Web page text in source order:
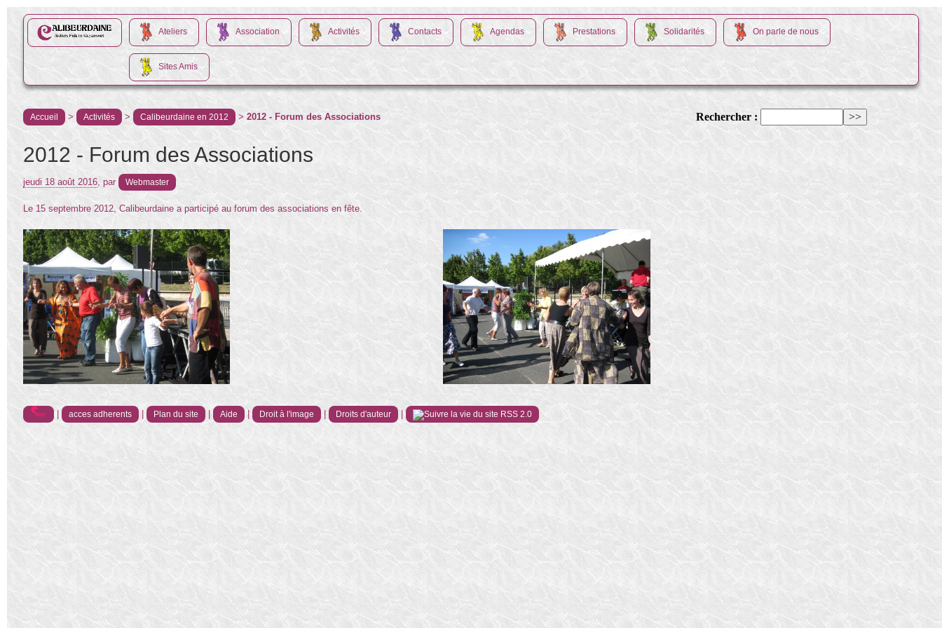
Ateliers Association Activités Contacts Agendas Prestations Solidarités On parle de nous
Sites Amis
Accueil > Activités > Calibeurdaine en 2012 >2012 - Forum des Associations
2012 - Forum des Associations
jeudi 18 août 2016,par Webmaster
Le 15 septembre 2012, Calibeurdaine a participé au forum des associations en fête.
Rechercher :
| acces adherents | Plan du site | Aide | Droit à l'image | Droits d'auteur | RSS 2.0